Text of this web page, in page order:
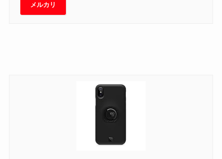
メルカリ